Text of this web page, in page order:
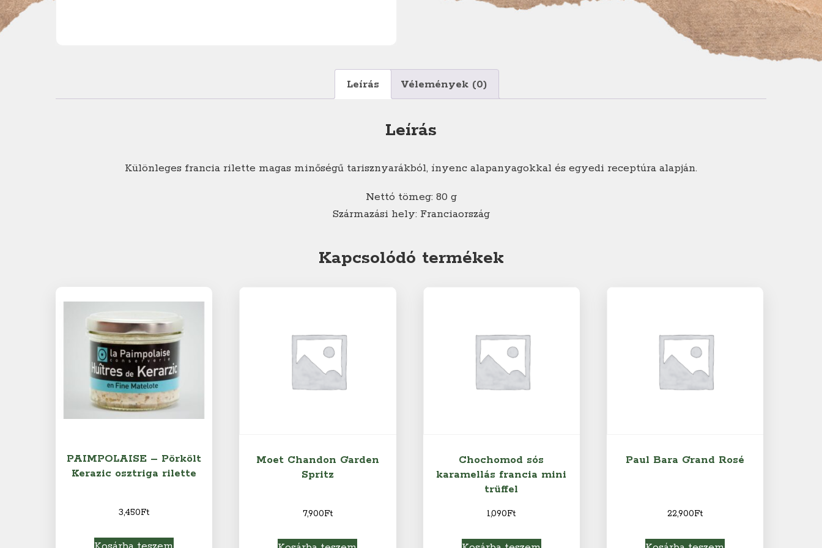
Leírás Vélemények (0)
Leírás
Különleges francia rilette magas minőségű tarisznyarákból, ínyenc alapanyagokkal és egyedi receptúra alapján.
Nettó tömeg: 80 g
Származási hely: Franciaország
Kapcsolódó termékek
PAIMPOLAISE – Pörkölt
Kerazic osztriga rilette
3,450Ft
Moet Chandon Garden
Spritz
7,900Ft
Chochomod sós
karamellás francia mini
trüffel
1,090Ft
Paul Bara Grand Rosé
22,900Ft